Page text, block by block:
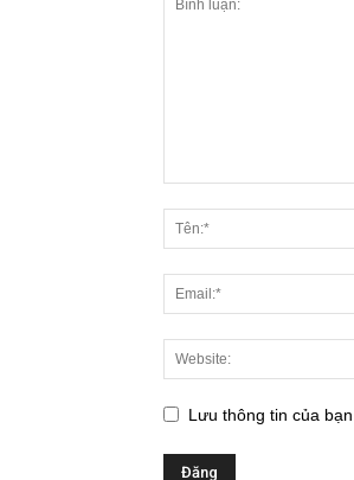
Lưu thông tin của